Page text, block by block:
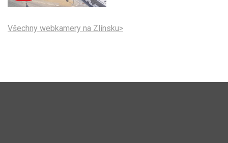
Všechny webkamery na Zlínsku>